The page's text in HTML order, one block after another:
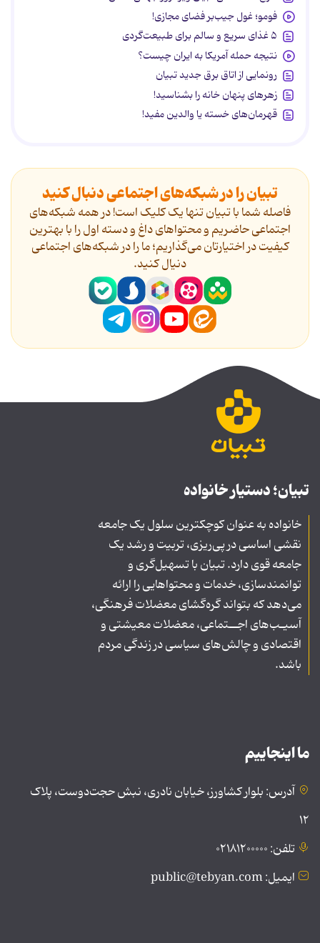
فومو؛ غول جیب‌بر فضای مجازی!
۵ غذای سریع و سالم برای طبیعت‌گردی
نتیجه حمله آمریکا به ایران چیست؟
رونمایی از اتاق برق جدید تبیان
زهرهای پنهان خانه را بشناسید!
قهرمان‌های خسته یا والدین مفید!
تبیان را در شبکه‌های اجتماعی دنبال کنید
فاصله شما با تبیان تنها یک کلیک است! در همه شبکه‌های
اجتماعی حاضریم و محتواهای داغ و دسته اول را با بهترین
کیفیت در اختیارتان می‌گذاریم؛ ما را در شبکه‌های اجتماعی
دنیال کنید.
تبیان؛ دستیار خانواده
خانواده به عنوان کوچکترین سلول یک جامعه
نقشی اساسی در پی‌ریزی، تربیت و رشد یک
جامعه قوی دارد. تبیان با تسهیل‌گری و
توانمندسازی، خدمات و محتواهایی را ارائه
می‌دهد که بتواند گره‌گشای معضلات فرهنگی،
آسیـب‌های اجــتماعی، معضلات معیشتی و
اقتصادی و چالش‌های سیاسی در زندگی مردم
باشد.
ما اینجاییم
آدرس: بلوار کشاورز، خیابان نادری، نبش حجت‌دوست، پلاک
۱۲
تلفن: ۰۲۱۸۱۲۰۰۰۰۰
ایمیل: public@tebyan.com